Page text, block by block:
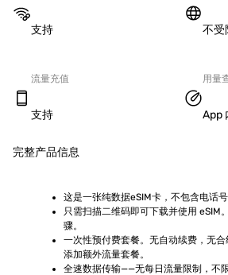
支持 不受
流量充值
支持
用量
App
完整产品信息
这是一张纯数据eSIM卡，不包含电话号
只需扫描二维码即可下载并使用 eSIM
骤。
一次性预付费套餐。无自动续费，无
添加额外流量套餐。
全速数据传输——无每日流量限制，不